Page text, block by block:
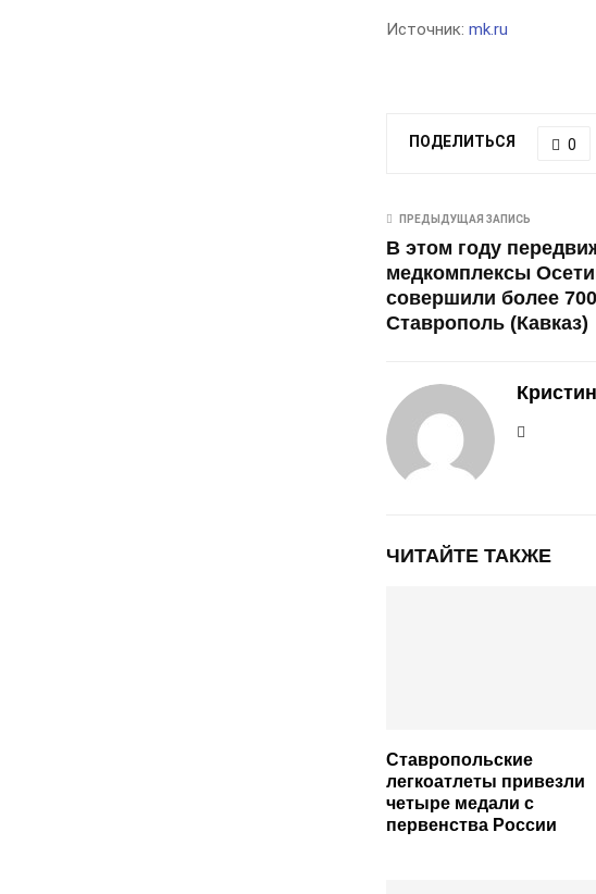
Источник: mk.ru
ПОДЕЛИТЬСЯ 0
ПРЕДЫДУЩАЯ ЗАПИСЬ
В этом году
медкомплексы
совершили более
Ставрополь (Кавказ)
ЧИТАЙТЕ ТАКЖЕ
Ставропольские
легкоатлеты привезли
четыре медали с
первенства России